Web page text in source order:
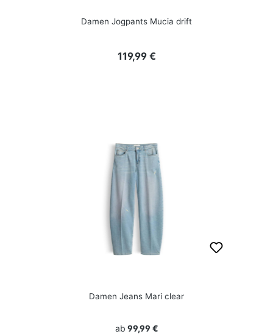
Damen Jogpants Mucia drift
Regulärer Preis:
119,99 €
Damen Jeans Mari clear
ab 99,99 €